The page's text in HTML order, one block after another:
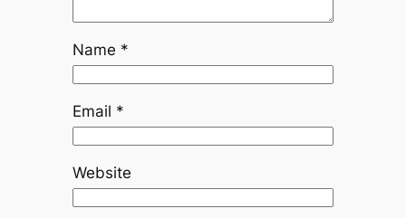
Name *
Email *
Website